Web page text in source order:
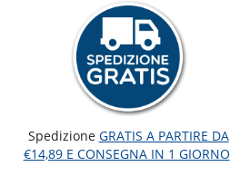
Spedizione GRATIS A PARTIRE DA
€14,89 E CONSEGNA IN 1 GIORNO